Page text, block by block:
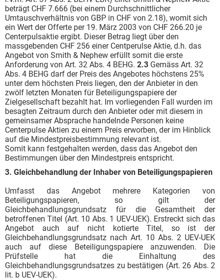
beträgt CHF 7.666 (bei einem Durchschnittlicher
Umtauschverhältnis von GBP in CHF von 2.18), womit sich
ein Wert der Offerte per 19. März 2003 von CHF 266.20 je
Centerpulsaktie ergibt. Dieser Betrag liegt über den
massgebenden CHF 256 einer Centperulse Aktie, d.h. das
Angebot von Smith & Nephew erfüllt somit die erste
Anforderung von Art. 32 Abs. 4 BEHG. 2.3 Gemäss Art. 32
Abs. 4 BEHG darf der Preis des Angebotes höchstens 25%
unter dem höchsten Preis liegen, den der Anbieter in den
zwölf letzten Monaten für Beteiligungspapiere der
Zielgesellschaft bezahlt hat. Im vorliegenden Fall wurden im
besagten Zeitraum durch den Anbieter oder mit diesem in
gemeinsamer Absprache handelnde Personen keine
Centerpulse Aktien zu einem Preis erworben, der im Hinblick
auf die Mindestpreisbestimmung relevant ist.
Somit kann festgehalten werden, dass das Angebot den
Bestimmungen über den Mindestpreis entspricht.
3. Gleichbehandlung der Inhaber von Beteiligungspapieren
Umfasst das Angebot mehrere Kategorien von
Beteiligungspapieren, so gilt der
Gleichbehandlungsgrundsatz für die Gesamtheit der
betroffenen Titel (Art. 10 Abs. 1 UEV-UEK). Erstreckt sich das
Angebot auch auf nicht kotierte Titel, so ist der
Gleichbehandlungsgrundsatz nach Art. 10 Abs. 2 UEV-UEK
auch auf diese Beteiligungspapiere anzuwenden. Die
Prüfstelle hat die Einhaltung des
Gleichbehandlungsgrundsatzes zu bestätigen (Art. 26 Abs. 2
lit. b UEV-UEK).